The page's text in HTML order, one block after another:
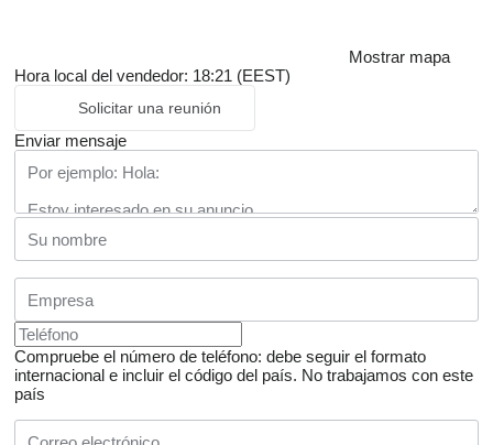
Mostrar mapa
Hora local del vendedor: 18:21 (EEST)
Solicitar una reunión
Enviar mensaje
Compruebe el número de teléfono: debe seguir el formato
internacional e incluir el código del país. No trabajamos con este
país